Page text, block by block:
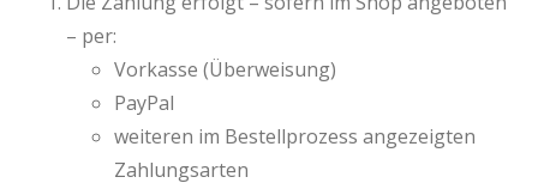
– per:
Vorkasse (Überweisung)
PayPal
weiteren im Bestellprozess angezeigten
Zahlungsarten